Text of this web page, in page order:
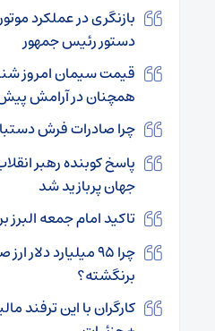
بازنگری در عملکرد
دستور رئیس جمهور
همچنان در آرامش پیش
چرا صادرات فرش
پاسخ کوبنده رهبر
جهان پربازید شد
تاکید امام جمعه البرز
چرا ۹۵ میلیارد
برنگشته؟
کارگران با این ترفند